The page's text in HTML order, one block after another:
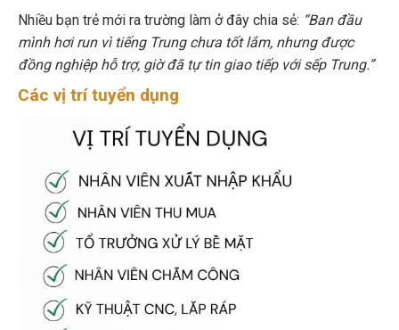
Nhiều bạn trẻ mới ra trường làm ở đây chia sẻ: “Ban đầu
mình hơi run vì tiếng Trung chưa tốt lắm, nhưng được
đồng nghiệp hỗ trợ, giờ đã tự tin giao tiếp với sếp Trung.”
Các vị trí tuyển dụng